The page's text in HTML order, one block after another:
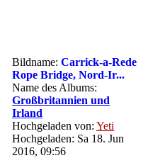
Bildname: Carrick-a-Rede
Rope Bridge, Nord-Ir...
Name des Albums:
Großbritannien und
Irland
Hochgeladen von: Yeti
Hochgeladen: Sa 18. Jun
2016, 09:56